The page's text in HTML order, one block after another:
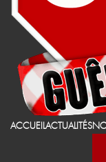
ACCUEILACTUALITÉS